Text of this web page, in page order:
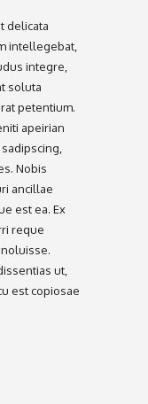
delicata
intellegebat,
integre,
soluta
petentium.
apeirian
Nobis
ancillae
est ea. Ex
reque
ut,
est copiosae